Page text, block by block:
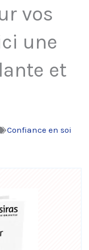
vos
une
et
Confiance en soi